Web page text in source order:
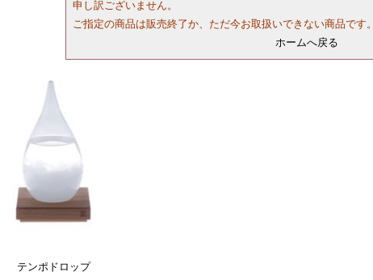
申し訳ございません。
ご指定の商品は販売終了か、ただ今お取扱いできない商品です。
ホームへ戻る
テンポドロップ